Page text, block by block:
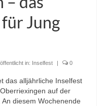
Jung
in: Inselfest | 0
das alljährliche Inselfest
auf der
diesem Wochenende